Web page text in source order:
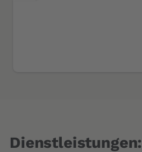
Dienstleistungen: